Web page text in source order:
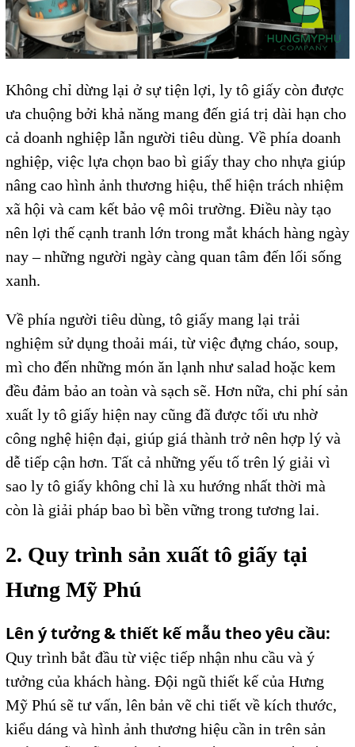
Không chỉ dừng lại ở sự tiện lợi, ly tô giấy còn được
ưa chuộng bởi khả năng mang đến giá trị dài hạn cho
cả doanh nghiệp lẫn người tiêu dùng. Về phía doanh
nghiệp, việc lựa chọn bao bì giấy thay cho nhựa giúp
nâng cao hình ảnh thương hiệu, thể hiện trách nhiệm
xã hội và cam kết bảo vệ môi trường. Điều này tạo
nên lợi thế cạnh tranh lớn trong mắt khách hàng ngày
nay – những người ngày càng quan tâm đến lối sống
xanh.
Về phía người tiêu dùng, tô giấy mang lại trải
nghiệm sử dụng thoải mái, từ việc đựng cháo, soup,
mì cho đến những món ăn lạnh như salad hoặc kem
đều đảm bảo an toàn và sạch sẽ. Hơn nữa, chi phí sản
xuất ly tô giấy hiện nay cũng đã được tối ưu nhờ
công nghệ hiện đại, giúp giá thành trở nên hợp lý và
dễ tiếp cận hơn. Tất cả những yếu tố trên lý giải vì
sao ly tô giấy không chỉ là xu hướng nhất thời mà
còn là giải pháp bao bì bền vững trong tương lai.
2. Quy trình sản xuất tô giấy tại
Hưng Mỹ Phú
Lên ý tưởng & thiết kế mẫu theo yêu cầu:
Quy trình bắt đầu từ việc tiếp nhận nhu cầu và ý
tưởng của khách hàng. Đội ngũ thiết kế của Hưng
Mỹ Phú sẽ tư vấn, lên bản vẽ chi tiết về kích thước,
kiểu dáng và hình ảnh thương hiệu cần in trên sản